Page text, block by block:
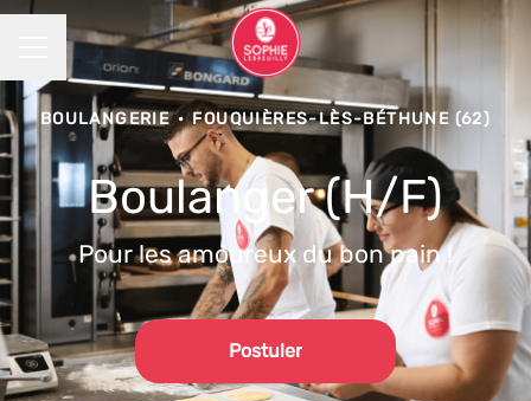
MENU CARRIÈRE
BOULANGERIE · FOUQUIÈRES-LÈS-BÉTHUNE (62)
Boulanger (H/F)
Pour les amoureux du bon pain !
Postuler